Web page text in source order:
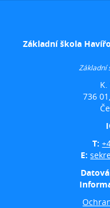
Základní škola
Základní
736
T:
E: